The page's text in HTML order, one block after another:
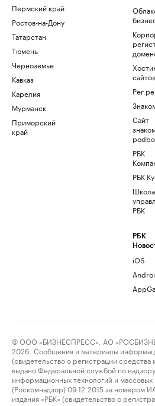
Пермский край
Ростов-на-Дону
Татарстан
Тюмень
Черноземье
Кавказ
Карелия
Мурманск
Приморский
край
сайтов
Сайт
РБК
РБК
Школа
РБК
РБК
iOS
© ООО «БИЗНЕСПРЕСС», АО
2026. Сообщения и материалы
(свидетельство о регистрации
выдано Федеральной службой по
информационных технологий и
(Роскомнадзор) 09.12.2015 за номером
издания «РБК» (свидетельство о